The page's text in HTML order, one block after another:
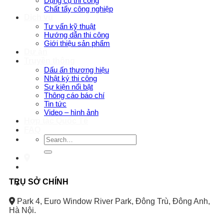
Chất tẩy công nghiệp
Tư vấn kỹ thuật
Hướng dẫn thi công
Giới thiệu sản phẩm
Dấu ấn thương hiệu
Nhật ký thi công
Sự kiện nổi bật
Thông cáo báo chí
Tin tức
Video – hình ảnh
Search
for:
TRỤ SỞ CHÍNH
Park 4, Euro Window River Park, Đông Trù, Đông Anh,
Hà Nội.